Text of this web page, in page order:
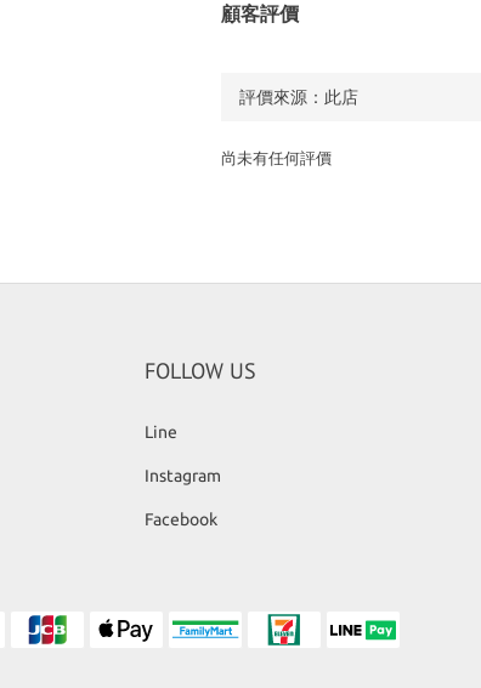
顧客評價
尚未有任何評價
FOLLOW US
Line
Instagram
Facebook